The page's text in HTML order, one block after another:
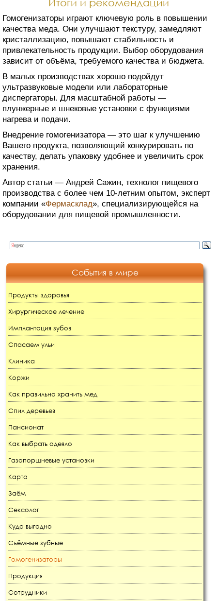
Итоги и рекомендации
Гомогенизаторы играют ключевую роль в повышении
качества меда. Они улучшают текстуру, замедляют
кристаллизацию, повышают стабильность и
привлекательность продукции. Выбор оборудования
зависит от объёма, требуемого качества и бюджета.
В малых производствах хорошо подойдут
ультразвуковые модели или лабораторные
диспергаторы. Для масштабной работы —
плунжерные и шнековые установки с функциями
нагрева и подачи.
Внедрение гомогенизатора — это шаг к улучшению
Вашего продукта, позволяющий конкурировать по
качеству, делать упаковку удобнее и увеличить срок
хранения.
Автор статьи — Андрей Сажин, технолог пищевого
производства с более чем 10-летним опытом, эксперт
компании «Фермасклад», специализирующейся на
оборудовании для пищевой промышленности.
События в мире
Продукты здоровья
Хирургическое лечение
Имплантация зубов
Спасаем ульи
Клиника
Коржи
Как правильно хранить мед
Спил деревьев
Пансионат
Как выбрать одеяло
Газопоршневые установки
Карта
Заём
Сексолог
Куда выгодно
Съёмные зубные
Гомогенизаторы
Продукция
Сотрудники